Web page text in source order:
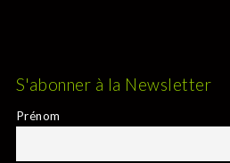
S'abonner à la Newsletter
Prénom